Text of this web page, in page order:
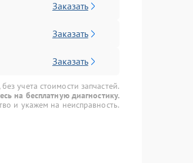
Заказать
Заказать
Заказать
учета стоимости запчастей.
на бесплатную диагностику.
и укажем на неисправность.